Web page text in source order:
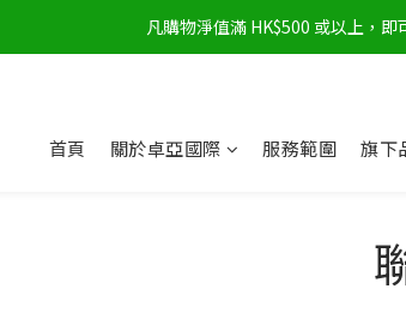
凡購物淨值滿 HK$500 或以上，
首頁 關於卓亞國際 服務範圍 旗下